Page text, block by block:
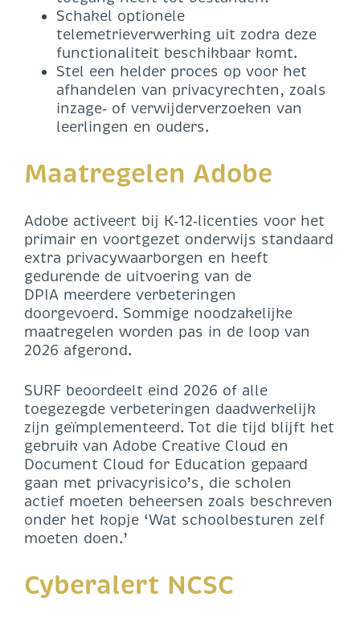
Schakel optionele
telemetrieverwerking uit zodra deze
functionaliteit beschikbaar komt.
Stel een helder proces op voor het
afhandelen van privacyrechten, zoals
inzage‑ of verwijderverzoeken van
leerlingen en ouders.
Maatregelen Adobe
Adobe activeert bij K‑12‑licenties voor het
primair en voortgezet onderwijs standaard
extra privacywaarborgen en heeft
gedurende de uitvoering van de
DPIA meerdere verbeteringen
doorgevoerd. Sommige noodzakelijke
maatregelen worden pas in de loop van
2026 afgerond.
SURF beoordeelt eind 2026 of alle
toegezegde verbeteringen daadwerkelijk
zijn geïmplementeerd. Tot die tijd blijft het
gebruik van Adobe Creative Cloud en
Document Cloud for Education gepaard
gaan met privacyrisico’s, die scholen
actief moeten beheersen zoals beschreven
onder het kopje ‘Wat schoolbesturen zelf
moeten doen.’
Cyberalert NCSC